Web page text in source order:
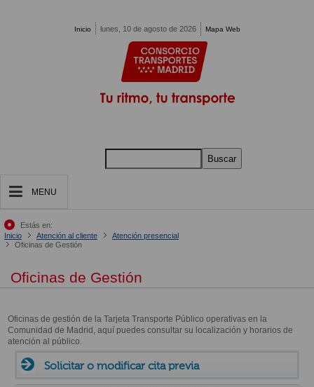
Inicio lunes, 10 de agosto de 2026 Mapa Web
Buscar
MENU
Estás en:
Inicio
Atención al cliente
Atención presencial
Oficinas de Gestión
Oficinas de Gestión
Oficinas de gestión de la Tarjeta Transporte Público operativas en la
Comunidad de Madrid, aquí puedes consultar su localización y horarios de
atención al público.
Solicitar o modificar cita previa